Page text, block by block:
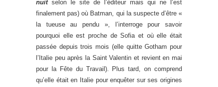
nuit selon le site de l’éditeur mais qui ne l’est
finalement pas) où Batman, qui la suspecte d’être «
la tueuse au pendu », l’interroge pour savoir
pourquoi elle est proche de Sofia et où elle était
passée depuis trois mois (elle quitte Gotham pour
l’Italie peu après la Saint Valentin et revient en mai
pour la Fête du Travail). Plus tard, on comprend
qu’elle était en Italie pour enquêter sur ses origines